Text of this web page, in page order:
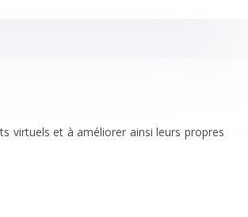
virtuels et à améliorer ainsi leurs propres